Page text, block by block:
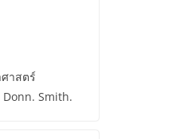
าสตร์
Smith.